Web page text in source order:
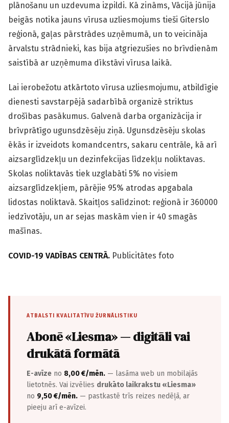
plānošanu un uzdevuma izpildi. Kā zināms, Vācijā jūnija
beigās notika jauns vīrusa uzliesmojums tieši Giterslo
reģionā, gaļas pārstrādes uzņēmumā, un to veicināja
ārvalstu strādnieki, kas bija atgriezušies no brīvdienām
saistībā ar uzņēmuma dīkstāvi vīrusa laikā.
Lai ierobežotu atkārtoto vīrusa uzliesmojumu, atbildīgie
dienesti savstarpējā sadarbībā organizē striktus
drošības pasākumus. Galvenā darba organizācija ir
brīvprātīgo ugunsdzēsēju ziņā. Ugunsdzēsēju skolas
ēkās ir izveidots komandcentrs, sakaru centrāle, kā arī
aizsarglīdzekļu un dezinfekcijas līdzekļu noliktavas.
Skolas noliktavās tiek uzglabāti 5% no visiem
aizsarglīdzekļiem, pārējie 95% atrodas apgabala
lidostas noliktavā. Skaitļos salīdzinot: reģionā ir 360000
iedzīvotāju, un ar sejas maskām vien ir 40 smagās
mašīnas.
COVID-19 VADĪBAS CENTRĀ. Publicitātes foto
ATBALSTI KVALITATĪVU ŽURNĀLISTIKU
Abonē «Liesma» — digitāli vai
drukātā formātā
E-avīze no 8,00 €/mēn. — lasāma web un mobilajās
lietotnēs. Vai izvēlies drukāto laikrakstu «Liesma»
no 9,50 €/mēn. — pastkastē trīs reizes nedēļā, ar
pieeju arī e-avīzei.